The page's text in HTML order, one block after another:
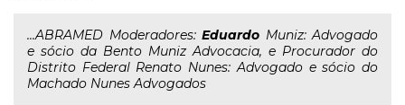
...ABRAMED Moderadores: Eduardo Muniz: Advogado
e sócio da Bento Muniz Advocacia, e Procurador do
Distrito Federal Renato Nunes: Advogado e sócio do
Machado Nunes Advogados